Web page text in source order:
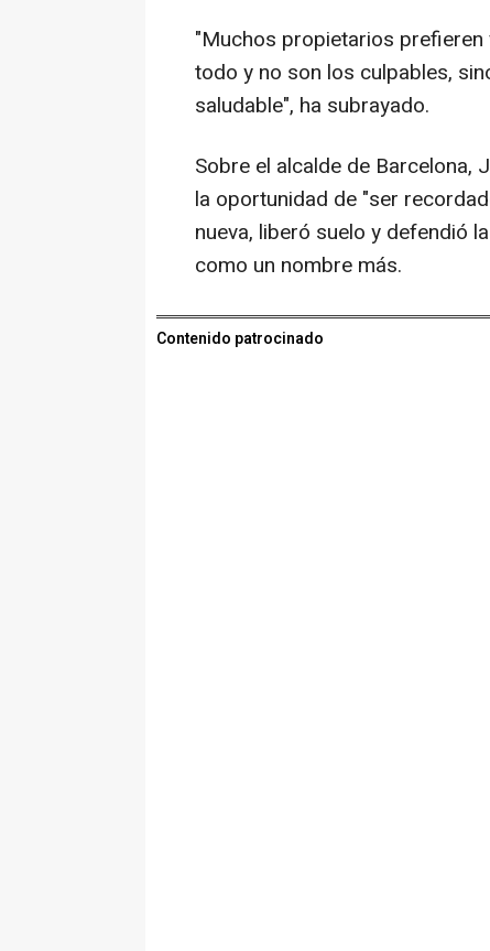
"Muchos propietarios
todo y no son los culpables,
saludable", ha subrayado.
Sobre el alcalde de Barcelona,
la oportunidad de "ser
nueva, liberó suelo y defendió
como un nombre más.
Contenido patrocinado